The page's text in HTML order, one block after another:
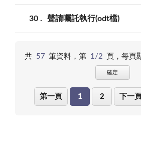
30 聲請囑託執行(odt檔)
共 57 筆資料，第 1/2 頁，每頁
確定
第一頁 1 2 下一